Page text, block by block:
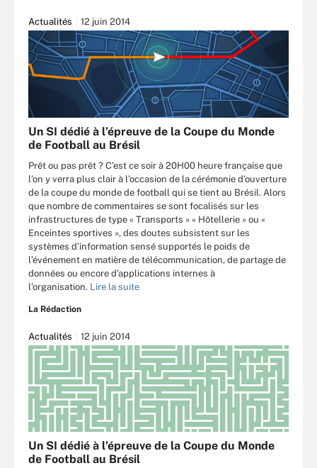
Actualités 12 juin 2014
Un SI dédié à l’épreuve de la Coupe du Monde
de Football au Brésil
Prêt ou pas prêt ? C’est ce soir à 20H00 heure française que
l’on y verra plus clair à l’occasion de la cérémonie d’ouverture
de la coupe du monde de football qui se tient au Brésil. Alors
que nombre de commentaires se sont focalisés sur les
infrastructures de type « Transports » « Hôtellerie » ou «
Enceintes sportives », des doutes subsistent sur les
systèmes d’information sensé supportés le poids de
l’événement en matière de télécommunication, de partage de
données ou encore d’applications internes à
l’organisation. Lire la suite
La Rédaction
Actualités 12 juin 2014
Un SI dédié à l’épreuve de la Coupe du Monde
de Football au Brésil